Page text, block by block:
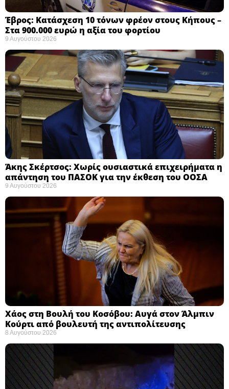
Έβρος: Κατάσχεση 10 τόνων φρέον στους Κήπους –
Στα 900.000 ευρώ η αξία του φορτίου ​
9 Αυγούστου 2026
Άκης Σκέρτσος: Χωρίς ουσιαστικά επιχειρήματα η
απάντηση του ΠΑΣΟΚ για την έκθεση του ΟΟΣΑ ​
9 Αυγούστου 2026
Χάος στη Βουλή του Κοσόβου: Αυγά στον Άλμπιν
Κούρτι από βουλευτή της αντιπολίτευσης
8 Αυγούστου 2026